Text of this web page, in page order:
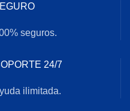
seguros.
24/7
ilimitada.